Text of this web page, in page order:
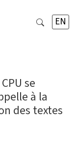
EN
se
à la
des textes